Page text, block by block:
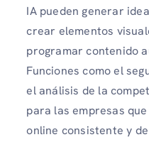
IA pueden generar
crear elementos
programar contenido
Funciones como el
el análisis de la
para las empresas
online consistente y